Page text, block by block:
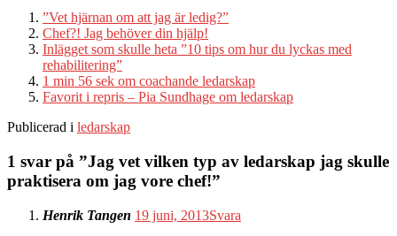
”Vet hjärnan om att jag är ledig?”
Chef?! Jag behöver din hjälp!
Inlägget som skulle heta ”10 tips om hur du lyckas med
rehabilitering”
1 min 56 sek om coachande ledarskap
Favorit i repris – Pia Sundhage om ledarskap
Publicerad i ledarskap
1 svar på ”Jag vet vilken typ av ledarskap jag skulle
praktisera om jag vore chef!”
Henrik Tangen 19 juni, 2013Svara